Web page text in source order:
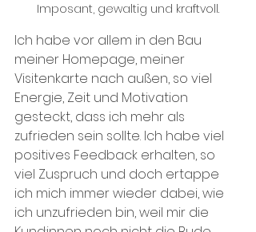
Imposant, gewaltig und kraftvoll.
Ich habe vor allem in den Bau
meiner Homepage, meiner
Visitenkarte nach außen, so viel
Energie, Zeit und Motivation
gesteckt, dass ich mehr als
zufrieden sein sollte. Ich habe viel
positives Feedback erhalten, so
viel Zuspruch und doch ertappe
ich mich immer wieder dabei, wie
ich unzufrieden bin, weil mir die